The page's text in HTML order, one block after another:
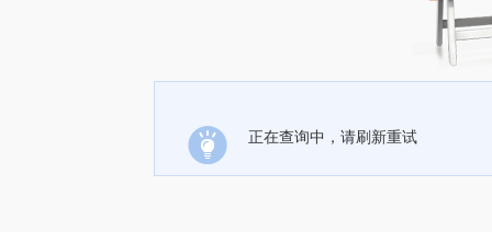
正在查询中，请刷新重试